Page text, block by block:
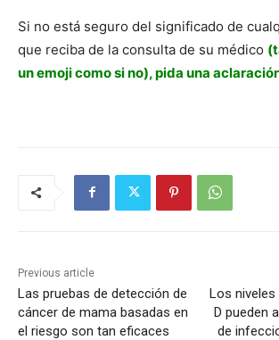
Si no está seguro del significado de
que reciba de la consulta de su médico
un emoji como si no), pida una
Previous article
Las pruebas de detección de
cáncer de mama basadas en
el riesgo son tan eficaces
Los
D pueden
de